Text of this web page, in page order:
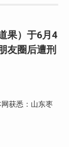
果）于6月4
友圈后遭刑
获悉：山东枣